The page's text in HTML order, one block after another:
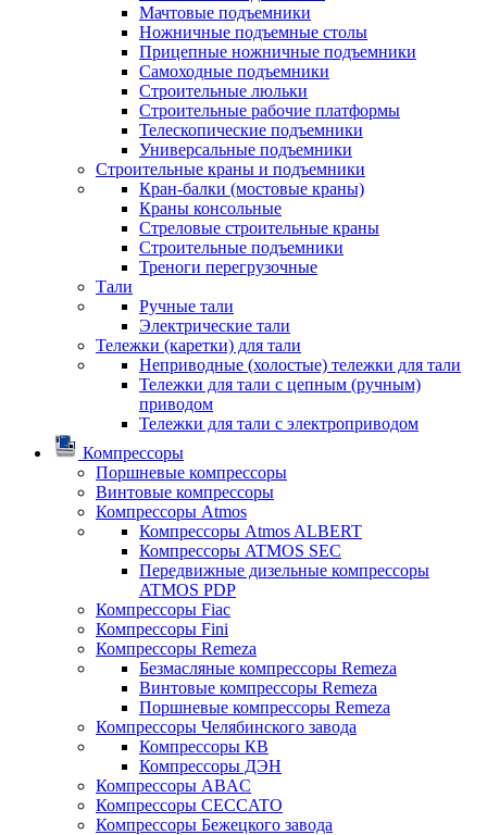
Мачтовые подъемники
Ножничные подъемные столы
Прицепные ножничные подъемники
Самоходные подъемники
Строительные люльки
Строительные рабочие платформы
Телескопические подъемники
Универсальные подъемники
Строительные краны и подъемники
Кран-балки (мостовые краны)
Краны консольные
Стреловые строительные краны
Строительные подъемники
Треноги перегрузочные
Тали
Ручные тали
Электрические тали
Тележки (каретки) для тали
Неприводные (холостые) тележки для тали
Тележки для тали с цепным (ручным)
приводом
Тележки для тали с электроприводом
Компрессоры
Поршневые компрессоры
Винтовые компрессоры
Компрессоры Atmos
Компрессоры Atmos ALBERT
Компрессоры ATMOS SEC
Передвижные дизельные компрессоры
ATMOS PDP
Компрессоры Fiac
Компрессоры Fini
Компрессоры Remeza
Безмасляные компрессоры Remeza
Винтовые компрессоры Remeza
Поршневые компрессоры Remeza
Компрессоры Челябинского завода
Компрессоры КВ
Компрессоры ДЭН
Компрессоры ABAC
Компрессоры CECCATO
Компрессоры Бежецкого завода